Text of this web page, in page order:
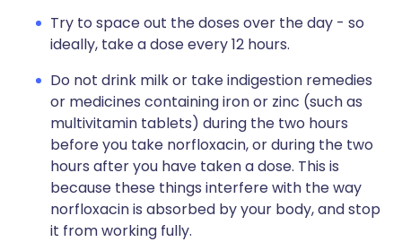
Try to space out the doses over the day - so
ideally, take a dose every 12 hours.
Do not drink milk or take indigestion remedies
or medicines containing iron or zinc (such as
multivitamin tablets) during the two hours
before you take norfloxacin, or during the two
hours after you have taken a dose. This is
because these things interfere with the way
norfloxacin is absorbed by your body, and stop
it from working fully.